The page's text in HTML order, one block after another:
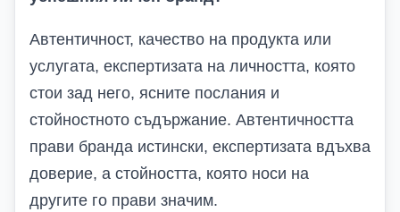
Автентичност, качество на продукта или
услугата, експертизата на личността, която
стои зад него, ясните послания и
стойностното съдържание. Автентичността
прави бранда истински, експертизата вдъхва
доверие, а стойността, която носи на
другите го прави значим.